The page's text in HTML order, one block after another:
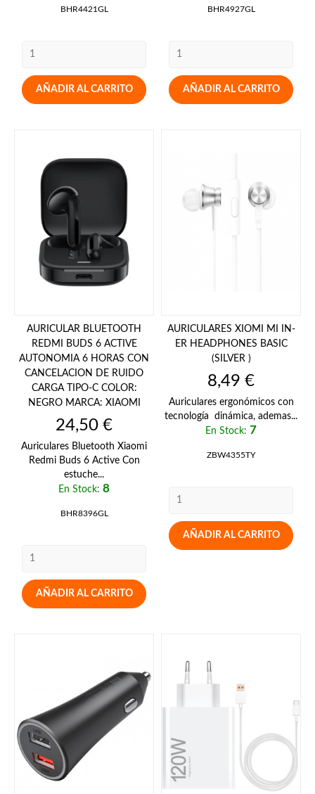
BHR4421GL
AÑADIR AL CARRITO
BHR4927GL
AÑADIR AL CARRITO
AURICULAR BLUETOOTH
REDMI BUDS 6 ACTIVE
AUTONOMIA 6 HORAS CON
CANCELACION DE RUIDO
CARGA TIPO-C COLOR:
NEGRO MARCA: XIAOMI
Precio
24,50 €
Auriculares Bluetooth Xiaomi
Redmi Buds 6 Active Con
estuche...
En Stock: 8
BHR8396GL
AÑADIR AL CARRITO
AURICULARES XIOMI MI IN-
ER HEADPHONES BASIC
(SILVER )
Precio
8,49 €
Auriculares ergonómicos con
tecnología dinámica, ademas...
En Stock: 7
ZBW4355TY
AÑADIR AL CARRITO